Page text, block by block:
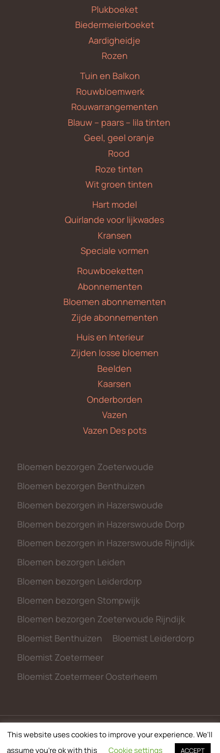
Plukboeket
Biedermeierboeket
Aardigheidje
Rozen
Tuin en Balkon
Rouwbloemwerk
Rouwarrangementen
Blauw – paars – lila tinten
Geel, geel oranje
Rood
Roze tinten
Wit groen tinten
Hart model
Quirlande voor lijkwades
Kransen
Speciale vormen
Rouwboeketten
Abonnementen
Bloemen abonnementen
Zijde abonnementen
Huis en Interieur
Zijden losse bloemen
Beelden
Kaarsen
Onderborden
Vazen
Vazen Des pots
Bloemen bezorgen Zoeterwoude
Bloemen bezorgen Benthuizen
Bloemen bezorgen in Hazerswoude
Bloemen bezorgen in Hazerswoude Dorp
Bloemen bezorgen in Hazerswoude Rijndijk
Bloemen bezorgen Leiden
Bloemen bezorgen Leiderdorp
Bloemen bezorgen Stompwijk
Bloemen bezorgen Zoeterwoude Rijndijk
Bloemist Benthuizen
Bloemist Leiderdorp
Bloemist Zoetermeer
Bloemist Zoetermeer Oosterheem
© 2026 metbloemen.nl
This website uses cookies to improve your experience. We'll
assume you're ok with this
Cookie settings ACCEPT